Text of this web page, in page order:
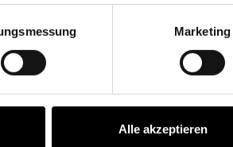
Marketing
Alle akzeptieren